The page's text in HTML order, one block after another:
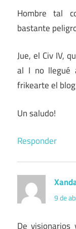
Hombre tal
bastante
Jue, el Civ IV,
al I no llegué
frikearte el
Un saludo!
Responder
9 de
De